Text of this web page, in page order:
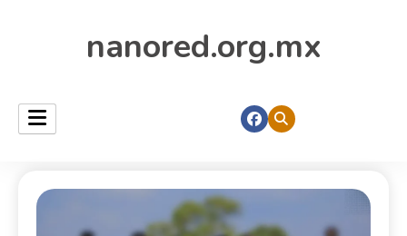
nanored.org.mx